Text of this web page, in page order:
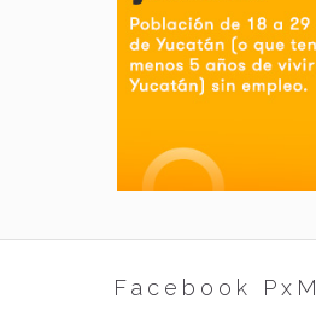
Facebook PxM